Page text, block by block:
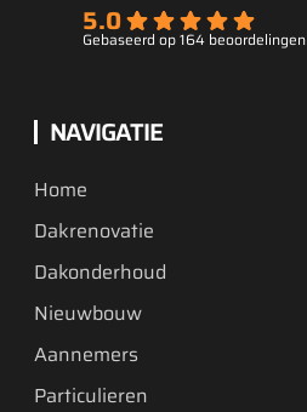
5.0
Gebaseerd op 164 beoordelingen
NAVIGATIE
Home
Dakrenovatie
Dakonderhoud
Nieuwbouw
Aannemers
Particulieren